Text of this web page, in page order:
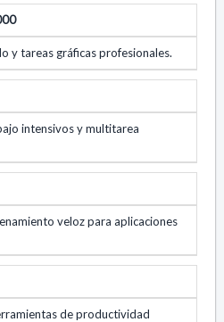
y tareas gráficas profesionales.
intensivos y multitarea
veloz para aplicaciones
de productividad